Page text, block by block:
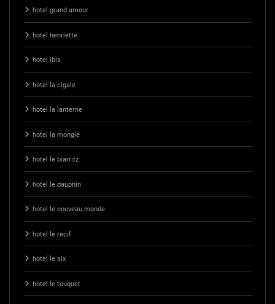
hotel grand amour
hotel henriette
hotel ibis
hotel la cigale
hotel la lanterne
hotel la mongie
hotel le biarritz
hotel le dauphin
hotel le nouveau monde
hotel le recif
hotel le six
hotel le touquet